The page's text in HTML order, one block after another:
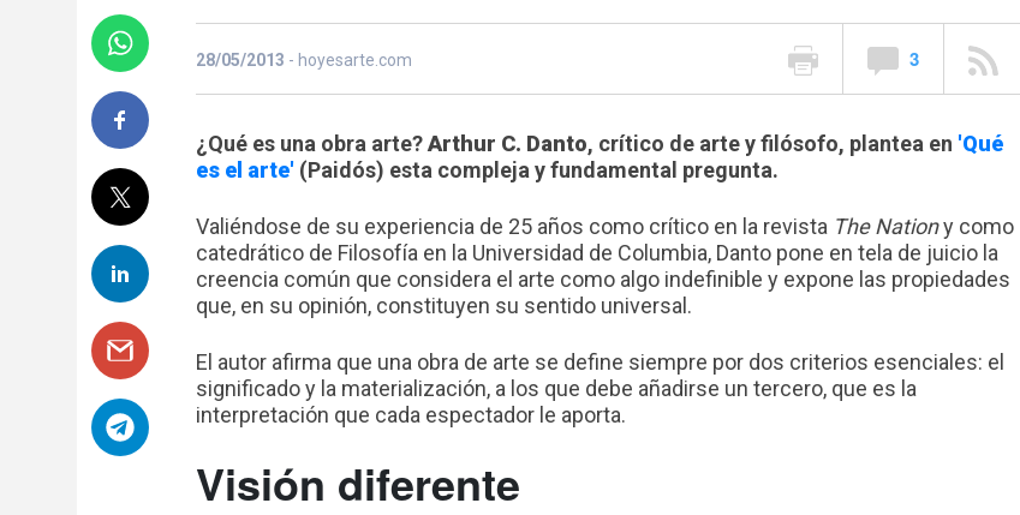
28/05/2013 - hoyesarte.com 3
¿Qué es una obra arte?Arthur C. Danto, crítico de arte y filósofo, plantea en 'Qué
es el arte' (Paidós) esta compleja y fundamental pregunta.
Valiéndose de su experiencia de 25 años como crítico en la revista The Nationy como
catedrático de Filosofía en la Universidad de Columbia, Danto pone en tela de juicio la
creencia común que considera el arte como algo indefinible y expone las propiedades
que, en su opinión, constituyen su sentido universal.
El autor afirma que una obra de arte se define siempre por dos criterios esenciales: el
significado y la materialización, a los que debe añadirse un tercero, que es la
interpretación que cada espectador le aporta.
Visión diferente